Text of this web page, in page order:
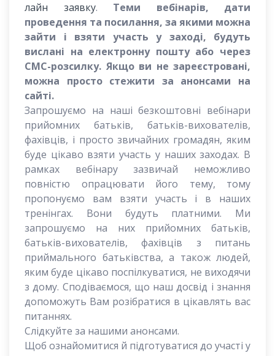
лайн заявку. Теми вебінарів, дати
проведення та посилання, за якими можна
зайти і взяти участь у заході, будуть
вислані на електронну пошту або через
СМС-розсилку. Якщо ви не зареєстровані,
можна просто стежити за анонсами на
сайті.
Запрошуємо на наші безкоштовні вебінари
прийомних батьків, батьків-вихователів,
фахівців, і просто звичайних громадян, яким
буде цікаво взяти участь у наших заходах. В
рамках вебінару зазвичай неможливо
повністю опрацювати його тему, тому
пропонуємо вам взяти участь і в наших
тренінгах. Вони будуть платними. Ми
запрошуємо на них прийомних батьків,
батьків-вихователів, фахівців з питань
приймального батьківства, а також людей,
яким буде цікаво поспілкуватися, не виходячи
з дому. Сподіваємося, що наш досвід і знання
допоможуть Вам розібратися в цікавлять вас
питаннях.
Слідкуйте за нашими анонсами.
Щоб ознайомитися й підготуватися до участі у